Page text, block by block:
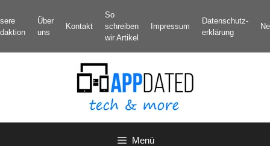
Inhalt
springen
Über
uns
Kontakt
So
schreiben
wir Artikel
Impressum
Datenschutz­
erklärung
Menü